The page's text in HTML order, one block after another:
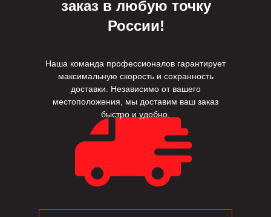
заказ в любую точку
России!
Наша команда профессионалов гарантирует
максимальную скорость и сохранность
доставки. Независимо от вашего
местоположения, мы доставим ваш заказ
быстро и удобно.